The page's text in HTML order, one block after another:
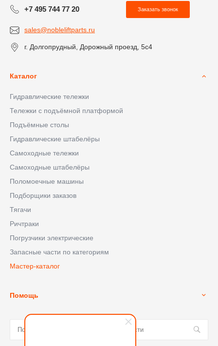
+7 495 744 77 20 Заказать звонок
sales@nobleliftparts.ru
г. Долгопрудный, Дорожный проезд, 5с4
Каталог
Гидравлические тележки
Тележки с подъёмной платформой
Подъёмные столы
Гидравлические штабелёры
Самоходные тележки
Самоходные штабелёры
Поломоечные машины
Подборщики заказов
Тягачи
Ричтраки
Погрузчики электрические
Запасные части по категориям
Мастер-каталог
Помощь